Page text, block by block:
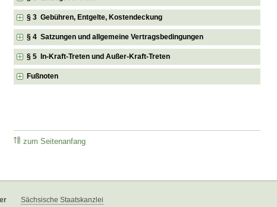
§ 3 Gebühren, Entgelte, Kostendeckung
§ 4 Satzungen und allgemeine Vertragsbedingungen
§ 5 In-Kraft-Treten und Außer-Kraft-Treten
Fußnoten
zum Seitenanfang
Sächsische Staatskanzlei